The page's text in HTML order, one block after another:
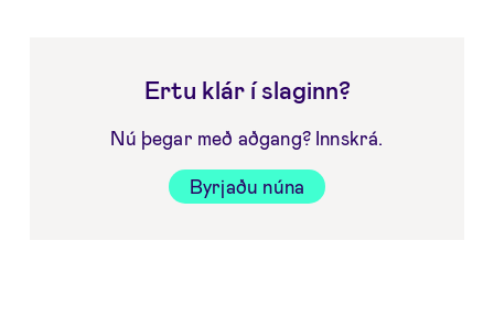
Ertu klár í slaginn?
Nú þegar með aðgang? Innskrá
Byrjaðu núna